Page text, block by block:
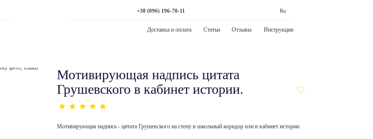
+38 (096) 196-70-11 Ru
Доставка и оплата Статьи Отзывы Инструкции
Мотивирующая надпись цитата
Грушевского в кабинет истории.
Мотивирующая надпись - цитата Грушевского на стену в школьный коридор или в кабинет истории.